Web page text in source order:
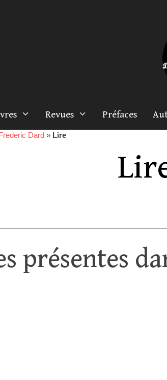
Revues Préfaces
Dard » Lire
présentes